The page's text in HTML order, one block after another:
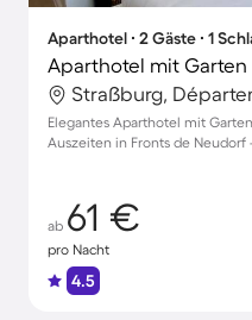
Aparthotel ∙ 2 Gäste ∙ 1
Straßburg,
Elegantes Aparthotel mit
Auszeiten in Fronts de Neudorf
ab 61 €
pro Nacht
4.5